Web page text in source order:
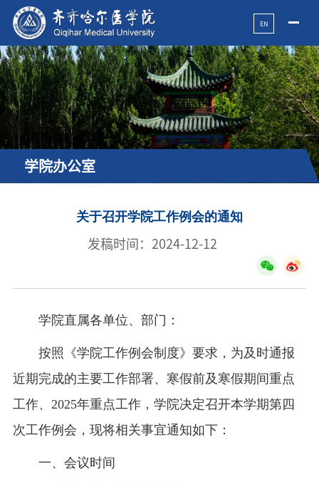
EN
学院办公室
关于召开学院工作例会的通知
发稿时间：2024-12-12
学院直属各单位、部门：
按照《学院工作例会制度》要求，为及时通报
近期完成的主要工作部署、寒假前及寒假期间重点
工作、2025年重点工作，学院决定召开本学期第四
次工作例会，现将相关事宜通知如下：
一、会议时间